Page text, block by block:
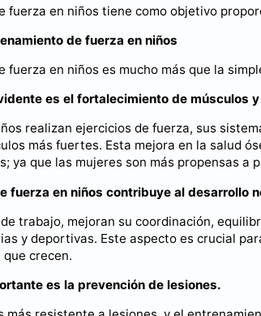
fuerza en niños tiene como objetivo
de fuerza en niños
fuerza en niños es mucho más que la
es el fortalecimiento de músculos
realizan ejercicios de fuerza, sus
más fuertes. Esta mejora en la salud
ya que las mujeres son más propensas a
fuerza en niños contribuye al desarrollo
trabajo, mejoran su coordinación,
y deportivas. Este aspecto es crucial
crecen.
es la prevención de lesiones.